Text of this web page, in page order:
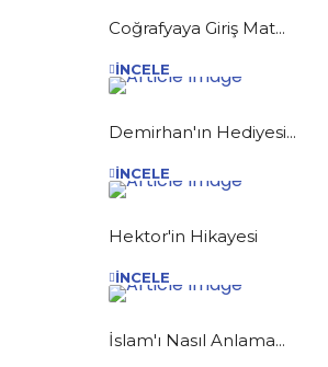
Coğrafyaya Giriş Mat...
İNCELE
Demirhan'ın Hediyesi...
İNCELE
Hektor'in Hikayesi
İNCELE
İslam'ı Nasıl Anlama...